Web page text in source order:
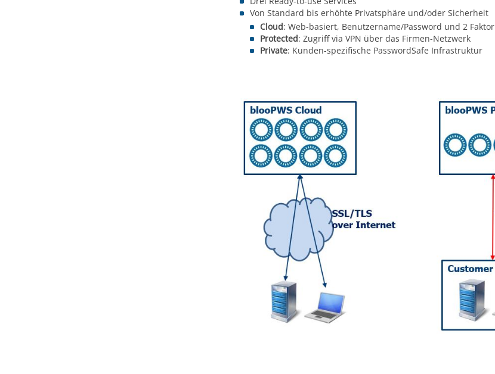
Von Standard bis erhöhte Privatsphäre und/oder Sicherheit
Cloud: Web-basiert, Benutzername/Password und 2 Faktor
Protected: Zugriff via VPN über das Firmen-Netzwerk
Private: Kunden-spezifische PasswordSafe Infrastruktur